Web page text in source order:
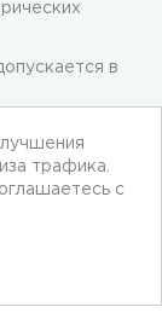
в
перехода на
даты подачи
трафика.
с